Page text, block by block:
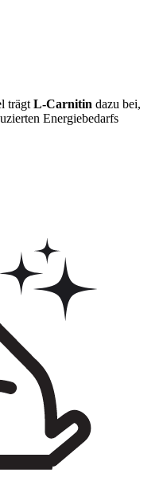
trägt L-Carnitin dazu bei,
Energiebedarfs